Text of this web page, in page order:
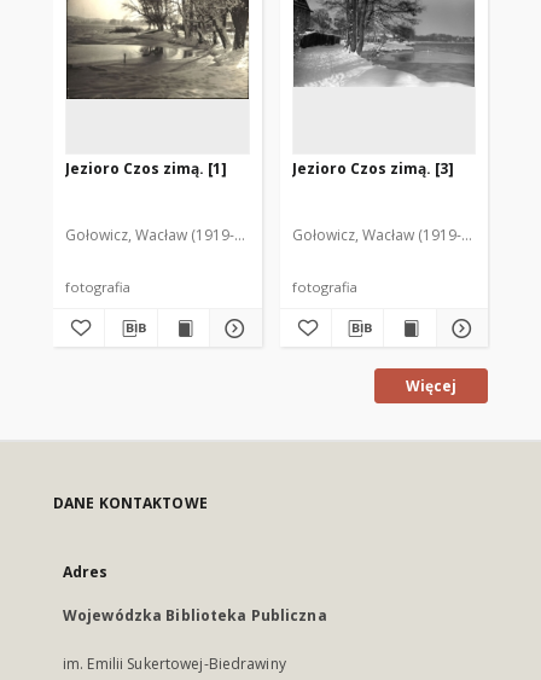
Jezioro Czos zimą. [1]
Gołowicz, Wacław (1919-1983). Fot.
fotografia
Jezioro Czos zimą. [3]
Gołowicz, Wacław (1919-1983). Fot.
fotografia
Więcej
DANE KONTAKTOWE
Adres
Wojewódzka Biblioteka Publiczna
im. Emilii Sukertowej-Biedrawiny